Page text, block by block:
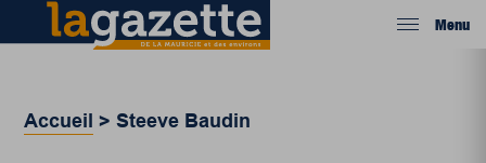
Menu
Accueil >Steeve Baudin